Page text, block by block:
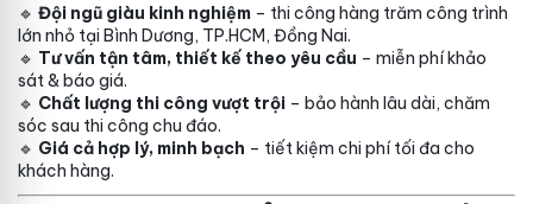
🔹 Đội ngũ giàu kinh nghiệm – thi công hàng trăm công trình
lớn nhỏ tại Bình Dương, TP.HCM, Đồng Nai.
🔹 Tư vấn tận tâm, thiết kế theo yêu cầu – miễn phí khảo
sát & báo giá.
🔹 Chất lượng thi công vượt trội – bảo hành lâu dài, chăm
sóc sau thi công chu đáo.
🔹 Giá cả hợp lý, minh bạch – tiết kiệm chi phí tối đa cho
khách hàng.